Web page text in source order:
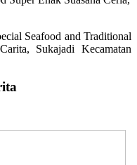
Seafood and Traditional
Sukajadi Kecamatan